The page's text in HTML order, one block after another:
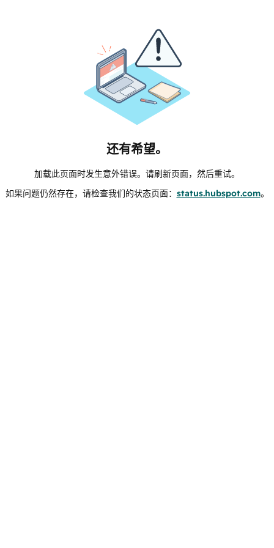
还有希望。
加载此页面时发生意外错误。请刷新页面，然后重试。
如果问题仍然存在，请检查我们的状态页面： status.hubspot.com。